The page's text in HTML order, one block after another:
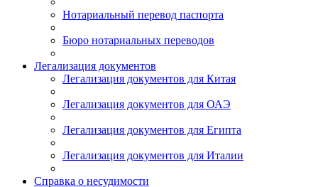
Нотариальный перевод паспорта
Бюро нотариальных переводов
Легализация документов
Легализация документов для Китая
Легализация документов для ОАЭ
Легализация документов для Египта
Легализация документов для Италии
Справка о несудимости